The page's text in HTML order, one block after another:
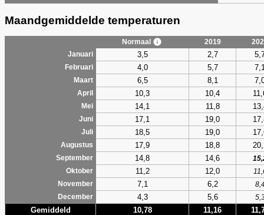
Maandgemiddelde temperaturen
Normaal 2019
Januari
3,5 2,7
Februari 4,0 5,7
Maart 6,5 8,1
April 10,3 10,4
Mei 14,1 11,8
Juni 17,1 19,0
Juli 18,5 19,0
Augustus 17,9 18,8
September 14,8 14,6
Oktober
11,2 12,0
November
7,1 6,2
December
4,3 5,6
Gemiddeld 10,78 11,16